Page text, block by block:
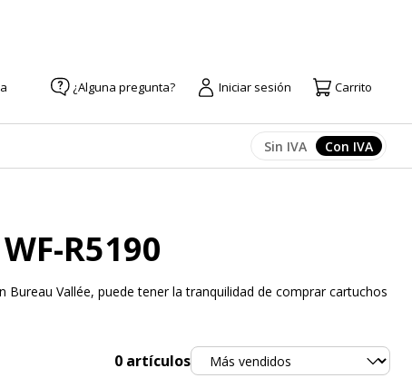
¿Alguna pregunta? Iniciar sesión Carrito
Afficher les prix
Sin IVA Afficher
Con IVA
R5190
Vallée, puede tener la tranquilidad de comprar cartuchos
0 artículosOrdenar